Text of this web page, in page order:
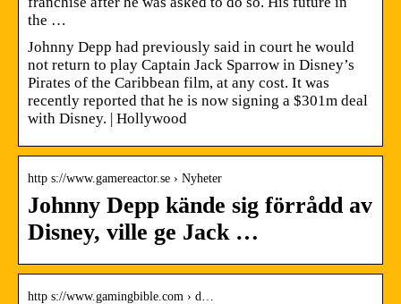
the …
Johnny Depp had previously said in court he would
not return to play Captain Jack Sparrow in Disney’s
Pirates of the Caribbean film, at any cost. It was
recently reported that he is now signing a $301m deal
with Disney. | Hollywood
http s://www.gamereactor.se › Nyheter
Johnny Depp kände sig förrådd av
Disney, ville ge Jack …
http s://www.gamingbible.com › d…